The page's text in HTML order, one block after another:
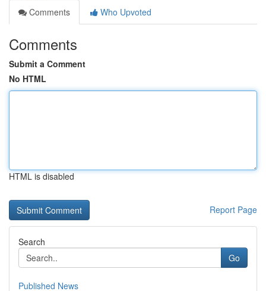
Comments
Who Upvoted
Comments
Submit a Comment
No HTML
HTML is disabled
Report Page
Search
Go
Published News